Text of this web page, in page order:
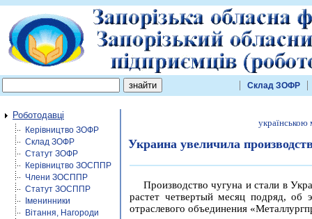
Склад ЗОФР
Роботодавці
Керівництво ЗОФР
Склад ЗОФР
Статут ЗОФР
Керівництво ЗОСППР
Члени ЗОСППР
Статут ЗОСППР
Іменинники
Вітання, Нагороди
Украина увеличила
Производство чугуна и стали в
растет четвертый месяц подряд,
отраслевого объединения